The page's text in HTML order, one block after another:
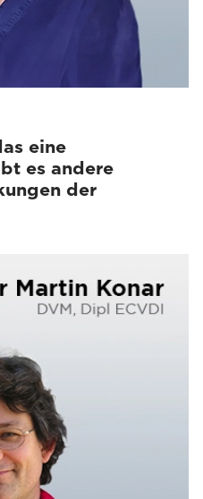
eine
es andere
der